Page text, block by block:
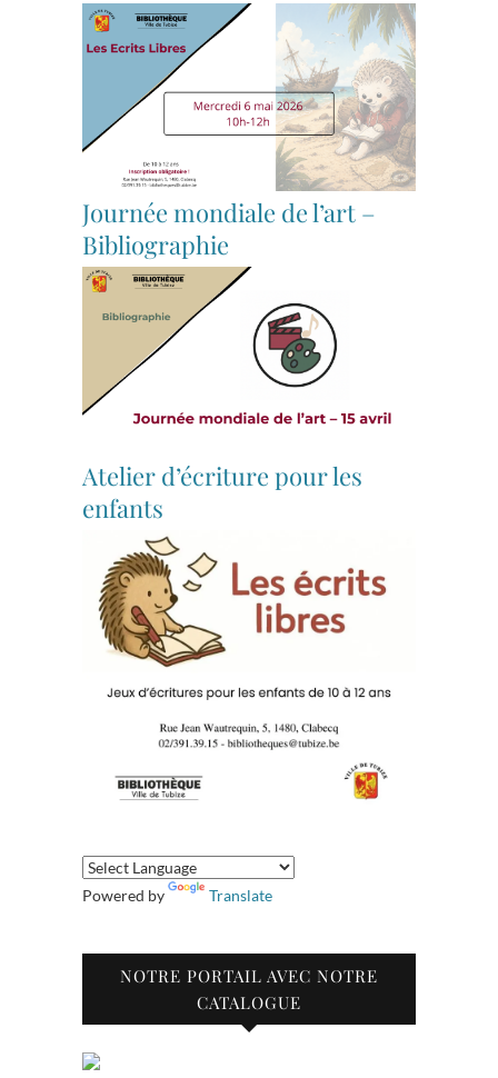
Journée mondiale de l’art –
Bibliographie
Atelier d’écriture pour les
enfants
Powered by Translate
NOTRE PORTAIL AVEC NOTRE
CATALOGUE